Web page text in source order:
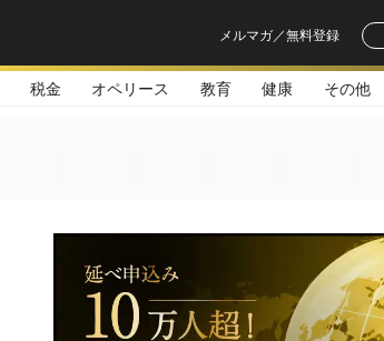
メルマガ／無料登録
税金 オペリース 教育 健康 その他